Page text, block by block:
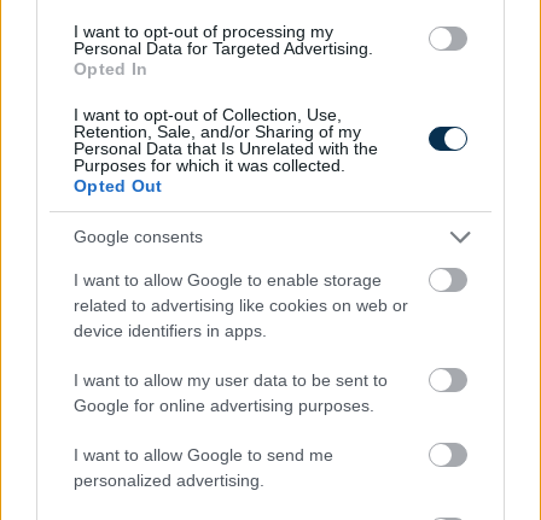
I want to opt-out of processing my
Personal Data for Targeted Advertising.
Opted In
I want to opt-out of Collection, Use,
Retention, Sale, and/or Sharing of my
Personal Data that Is Unrelated with the
Purposes for which it was collected.
Opted Out
Google consents
I want to allow Google to enable storage
related to advertising like cookies on web or
device identifiers in apps.
I want to allow my user data to be sent to
Google for online advertising purposes.
I want to allow Google to send me
personalized advertising.
Biztonságosan napozok?
Mennyire csípős a chilid?